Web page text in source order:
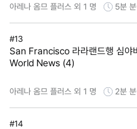
아레나 옴므 플러스 외 1 명 5분
#13
San Francisco 라라랜드행 심야
World News (4)
아레나 옴므 플러스 외 1 명 2분
#14